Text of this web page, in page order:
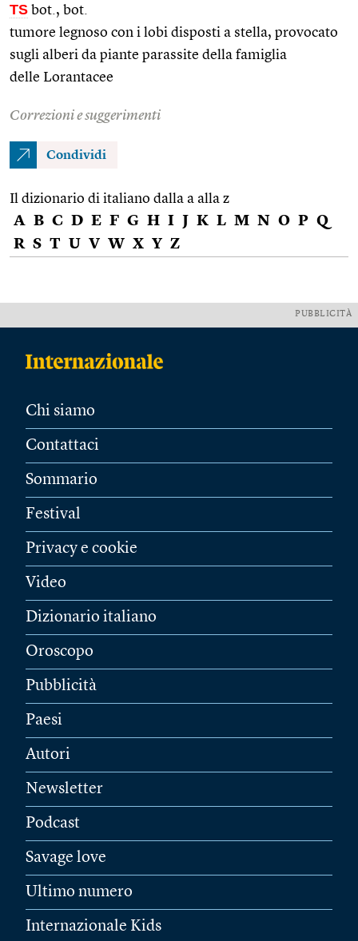
TS bot., bot.
tumore legnoso con i lobi disposti a stella, provocato
sugli alberi da piante parassite della famiglia
delle Lorantacee
Correzioni e suggerimenti
Condividi
Il dizionario di italiano dalla a alla z
A B C D E F G H I J K L M N O P Q
R S T U V W X Y Z
PUBBLICITÀ
Chi siamo
Contattaci
Sommario
Festival
Privacy e cookie
Video
Dizionario italiano
Oroscopo
Pubblicità
Paesi
Autori
Newsletter
Podcast
Savage love
Ultimo numero
Internazionale Kids